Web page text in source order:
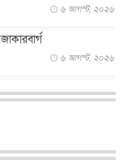
৬ আগস্ট, ২০২৬
৬ আগস্ট, ২০২৬
বিমান মুখোমুখি, তদন্...
৬ আগস্ট, ২০২৬